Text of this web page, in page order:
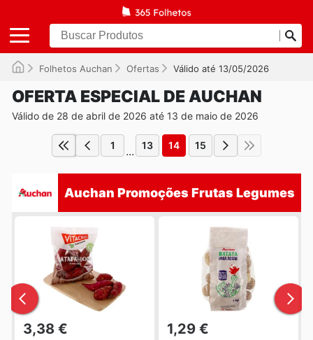
Folhetos Auchan Ofertas Válido até 13/05/2026
OFERTA ESPECIAL DE AUCHAN
Válido de 28 de abril de 2026 até 13 de maio de 2026
1 ... 13 14 15
Auchan Promoções Frutas Legumes
3,38 € 1,29 €